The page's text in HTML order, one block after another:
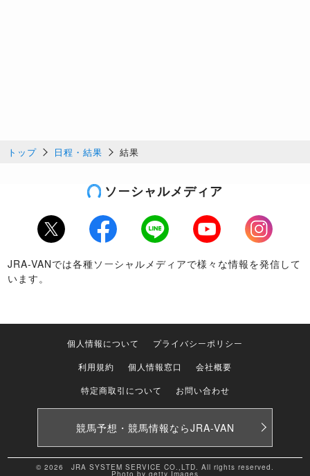
トップ 日程・結果 結果
ソーシャルメディア
Twitter Facebook LINE Youtube
Instagram
JRA-VANでは各種ソーシャルメディアで様々な情報を発信して
います。
個人情報について
プライバシーポリシー
利用規約
個人情報窓口
会社概要
特定商取引について
お問い合わせ
競馬予想・競馬情報ならJRA-VAN
© 2026 JRA SYSTEM SERVICE CO.,LTD. All rights reserved.
Photo by getty Images